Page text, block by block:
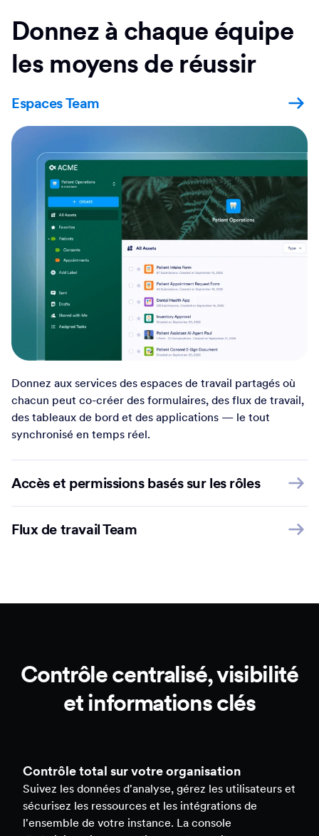
Donnez à chaque équipe
les moyens de réussir
Espaces Team
Donnez aux services des espaces de travail partagés où
chacun peut co-créer des formulaires, des flux de travail,
des tableaux de bord et des applications — le tout
synchronisé en temps réel.
Accès et permissions basés sur les rôles
Flux de travail Team
Contrôle centralisé, visibilité
et informations clés
Contrôle total sur votre organisation
Suivez les données d'analyse, gérez les utilisateurs et
sécurisez les ressources et les intégrations de
l'ensemble de votre instance. La console